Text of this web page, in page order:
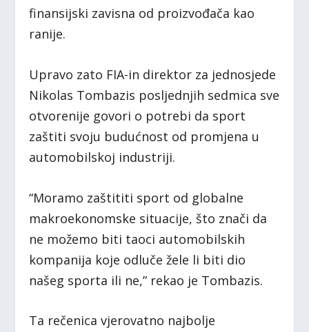
finansijski zavisna od proizvođača kao
ranije.
Upravo zato FIA-in direktor za jednosjede
Nikolas Tombazis posljednjih sedmica sve
otvorenije govori o potrebi da sport
zaštiti svoju budućnost od promjena u
automobilskoj industriji.
“Moramo zaštititi sport od globalne
makroekonomske situacije, što znači da
ne možemo biti taoci automobilskih
kompanija koje odluče žele li biti dio
našeg sporta ili ne,” rekao je Tombazis.
Ta rečenica vjerovatno najbolje